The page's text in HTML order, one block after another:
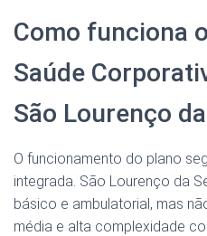
Como funciona
Saúde
São Lourenço
O funcionamento do plano
integrada. São Lourenço da
básico e ambulatorial, mas
média e alta complexidade